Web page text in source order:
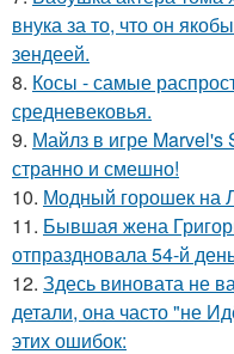
внука за то, что он
зендеей.
8. Косы - самые
средневековья.
9. Майлз в игре Marvel's
странно и смешно!
10. Модный горошек на
11. Бывшая жена
отпраздновала 54-й
12. Здесь виновата не
детали, она часто "не
этих ошибок: